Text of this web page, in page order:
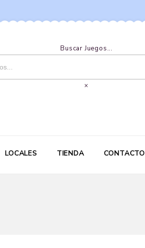
Buscar Juegos...
×
LOCALES TIENDA CONTACTO